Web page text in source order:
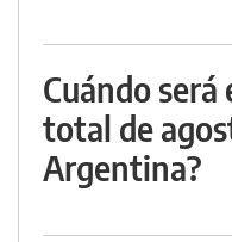
Cuándo será
total de
Argentina?